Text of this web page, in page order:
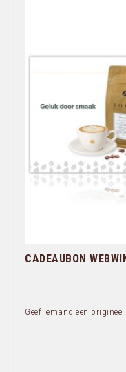
CADEAUBON
Geef iemand een